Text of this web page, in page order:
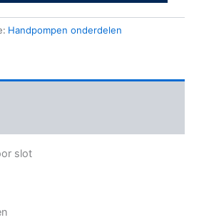
Handpompen onderdelen
slot